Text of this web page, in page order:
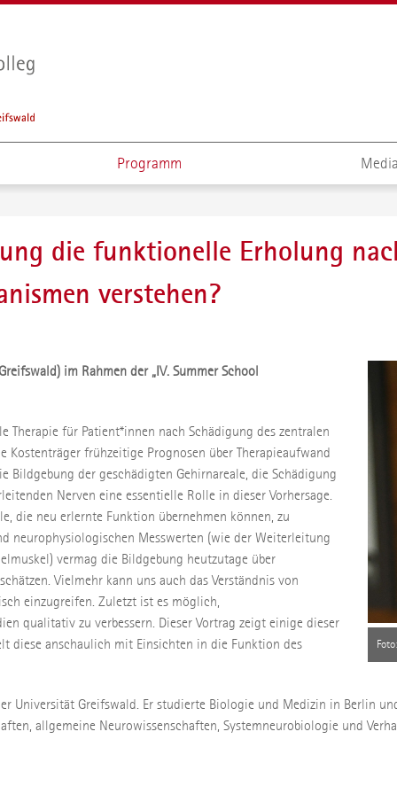
Programm
die funktionelle Erholung
verstehen?
im Rahmen der „IV. Summer School
für Patient*innen nach Schädigung des zentralen
Kostenträger frühzeitige Prognosen über Therapieaufwand
der geschädigten Gehirnareale, die Schädigung
Nerven eine essentielle Rolle in dieser Vorhersage.
die neu erlernte Funktion übernehmen können, zu
neurophysiologischen Messwerten (wie der Weiterleitung
vermag die Bildgebung heutzutage über
Vielmehr kann uns auch das Verständnis von
einzugreifen. Zuletzt ist es möglich,
qualitativ zu verbessern. Dieser Vortrag zeigt einige dieser
diese anschaulich mit Einsichten in die Funktion des
Universität Greifswald. Er studierte Biologie und Medizin in Berlin
allgemeine Neurowissenschaften, Systemneurobiologie und